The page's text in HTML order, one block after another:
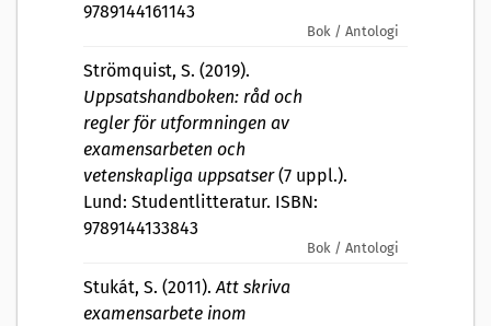
9789144161143
Bok / Antologi
Strömquist, S. (2019).
Uppsatshandboken: råd och
regler för utformningen av
examensarbeten och
vetenskapliga uppsatser(7 uppl.).
Lund: Studentlitteratur. ISBN:
9789144133843
Bok / Antologi
Stukát, S. (2011).Att skriva
examensarbete inom